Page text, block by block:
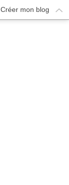
Créer mon blog